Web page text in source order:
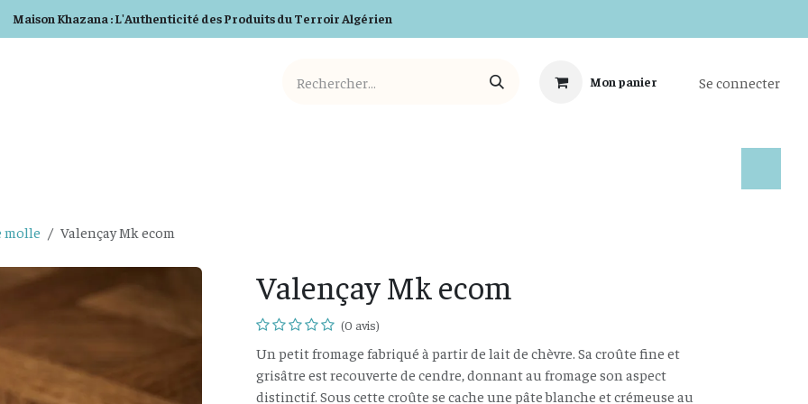
Maison Khazana : L'Authenticité des Produits du Terroir Algérien
Mon panier Se connecter
molle Valençay Mk ecom
Valençay Mk ecom
(0 avis)
Un petit fromage fabriqué à partir de lait de chèvre. Sa croûte fine et
grisâtre est recouverte de cendre, donnant au fromage son aspect
distinctif. Sous cette croûte se cache une pâte blanche et crémeuse au